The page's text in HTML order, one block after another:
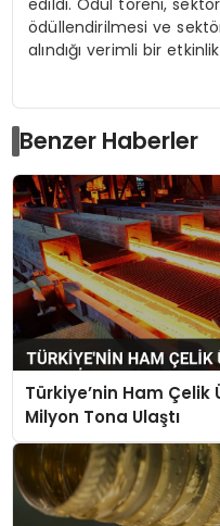
edildi. Ödül töreni,
ödüllendirilmesi ve
alındığı verimli bir
Benzer Haberler
Türkiye’nin Ham Çelik
Milyon Tona Ulaştı